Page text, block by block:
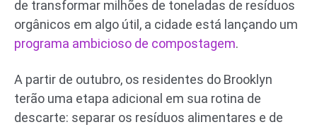
de transformar milhões de toneladas de resíduos
orgânicos em algo útil, a cidade está lançando um
programa ambicioso de compostagem.
A partir de outubro, os residentes do Brooklyn
terão uma etapa adicional em sua rotina de
descarte: separar os resíduos alimentares e de